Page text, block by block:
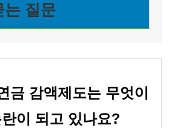
는 질문
금 감액제도는 무엇이
이 되고 있나요?